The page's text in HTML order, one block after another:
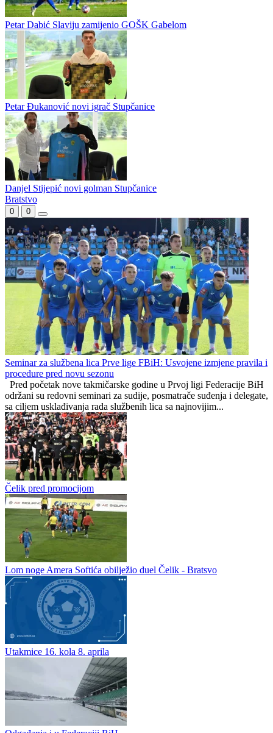
Aleksandar Grujić pojačao NK TOŠK
GOŠK dovodi Lamadžemu
Petar Dabić Slaviju zamijenio GOŠK Gabelom
Petar Đukanović novi igrač Stupčanice
Danjel Stijepić novi golman Stupčanice
Bratstvo
0 0
Seminar za službena lica Prve lige FBiH: Usvojene izmjene pravila i
procedure pred novu sezonu
Pred početak nove takmičarske godine u Prvoj ligi Federacije BiH
održani su redovni seminari za sudije, posmatrače suđenja i delegate,
sa ciljem usklađivanja rada službenih lica sa najnovijim...
Čelik pred promocijom